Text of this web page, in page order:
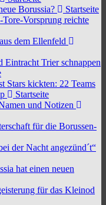
Borussia?
Startseite
Vorsprung reichte
dem Ellenfeld
Eintracht Trier schnappen
Stars kickten: 22 Teams
Startseite
und Notizen
für die Borussen-
der Nacht angezünd´t“
hat einen neuen
für das Kleinod